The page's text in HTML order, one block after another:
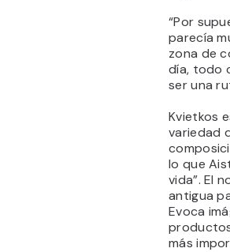
“Por
parecía
zona de
día, todo
ser una
Kvietkos
variedad
lo que
vida”. El
antigua
Evoca
más